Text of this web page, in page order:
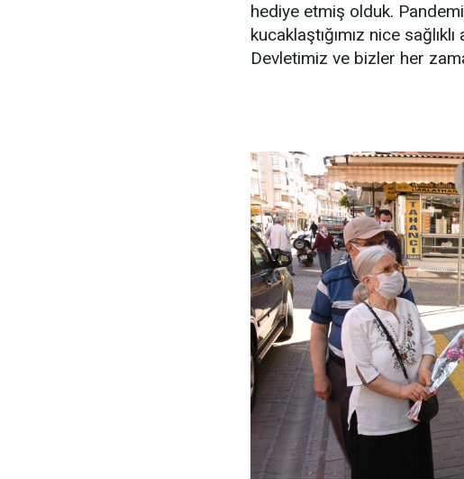
hediye etmiş olduk.
kucaklaştığımız nice
Devletimiz ve bizler her